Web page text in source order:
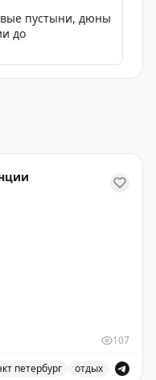
пустыни, дюны
до
107
петербург отдых